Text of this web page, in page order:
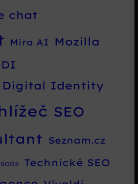
chat
Mira AI Mozilla
Digital Identity
SEO
Seznam.cz
Technické SEO